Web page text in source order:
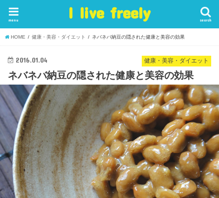
I live freely search
menu
HOME 健康・美容・ダイエット ネバネバ納豆の隠された健康と美容の効果
健康・美容・ダイエット
2016.01.04
ネバネバ納豆の隠された健康と美容の効果